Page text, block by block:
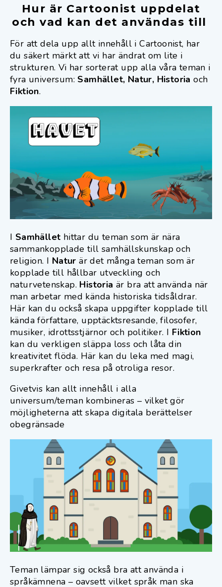
Hur är Cartoonist uppdelat
och vad kan det användas till
För att dela upp allt innehåll i Cartoonist, har
du säkert märkt att vi har ändrat om lite i
strukturen. Vi har sorterat upp alla våra teman i
fyra universum: Samhället, Natur, Historiaoch
Fiktion.
I Samhället hittar du teman som är nära
sammankopplade till samhällskunskap och
religion. I Naturär det många teman som är
kopplade till hållbar utveckling och
naturvetenskap. Historia är bra att använda när
man arbetar med kända historiska tidsåldrar.
Här kan du också skapa uppgifter kopplade till
kända författare, upptäcktsresande, filosofer,
musiker, idrottsstjärnor och politiker. I Fiktion
kan du verkligen släppa loss och låta din
kreativitet flöda. Här kan du leka med magi,
superkrafter och resa på otroliga resor.
Givetvis kan allt innehåll i alla
universum/teman kombineras – vilket gör
möjligheterna att skapa digitala berättelser
obegränsade
Teman lämpar sig också bra att använda i
språkämnena – oavsett vilket språk man ska